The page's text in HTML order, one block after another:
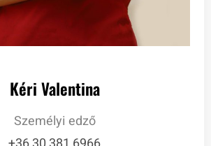
Kéri Valentina
Személyi edző